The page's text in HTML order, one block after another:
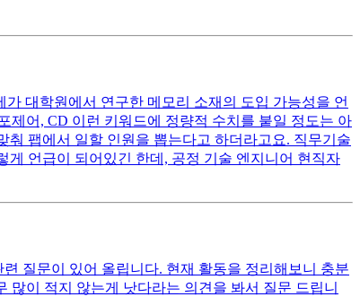
대학원에서 연구한 메모리 소재의 도입 가능성을 언
제어, CD 이런 키워드에 정량적 수치를 붙일 정도는 아
팹에서 일할 인원을 뽑는다고 하더라고요. 직무기술
언급이 되어있긴 한데, 공정 기술 엔지니어 현직자
질문이 있어 올립니다. 현재 활동을 정리해보니 충분
이 적지 않는게 낫다라는 의견을 봐서 질문 드립니